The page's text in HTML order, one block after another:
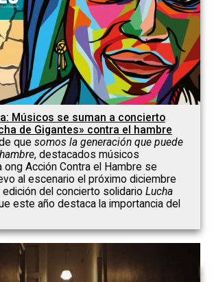
Músicos se suman a concierto
de Gigantes» contra el hambre
que somos la generación que puede
, destacados músicos
ong Acción Contra el Hambre se
al escenario el próximo diciembre
del concierto solidario Lucha
este año destaca la importancia del